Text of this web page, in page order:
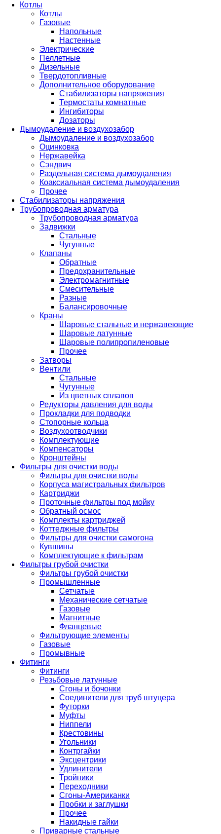
Котлы
Котлы
Газовые
Напольные
Настенные
Электрические
Пеллетные
Дизельные
Твердотопливные
Дополнительное оборудование
Стабилизаторы напряжения
Термостаты комнатные
Ингибиторы
Дозаторы
Дымоудаление и воздухозабор
Дымоудаление и воздухозабор
Оцинковка
Нержавейка
Сэндвич
Раздельная система дымоудаления
Коаксиальная система дымоудаления
Прочее
Стабилизаторы напряжения
Трубопроводная арматура
Трубопроводная арматура
Задвижки
Стальные
Чугунные
Клапаны
Обратные
Предохранительные
Электромагнитные
Смесительные
Разные
Балансировочные
Краны
Шаровые стальные и нержавеющие
Шаровые латунные
Шаровые полипропиленовые
Прочее
Затворы
Вентили
Стальные
Чугунные
Из цветных сплавов
Редукторы давления для воды
Прокладки для подводки
Стопорные кольца
Воздухоотводчики
Комплектующие
Компенсаторы
Кронштейны
Фильтры для очистки воды
Фильтры для очистки воды
Корпуса магистральных фильтров
Картриджи
Проточные фильтры под мойку
Обратный осмос
Комплекты картриджей
Коттеджные фильтры
Фильтры для очистки самогона
Кувшины
Комплектующие к фильтрам
Фильтры грубой очистки
Фильтры грубой очистки
Промышленные
Сетчатые
Механические сетчатые
Газовые
Магнитные
Фланцевые
Фильтрующие элементы
Газовые
Промывные
Фитинги
Фитинги
Резьбовые латунные
Сгоны и бочонки
Соединители для труб штуцера
Футорки
Муфты
Ниппели
Крестовины
Угольники
Контргайки
Эксцентрики
Удлинители
Тройники
Переходники
Сгоны-Американки
Пробки и заглушки
Прочее
Накидные гайки
Приварные стальные